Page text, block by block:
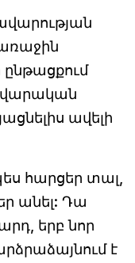
ավելի
հարցեր տալ,
անել: Դա
երբ նոր
է